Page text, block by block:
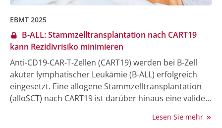
EBMT 2025
B-ALL: Stammzelltransplantation nach CART19
kann Rezidivrisiko minimieren
Anti-CD19-CAR-T-Zellen (CART19) werden bei B-Zell
akuter lymphatischer Leukämie (B-ALL) erfolgreich
eingesetzt. Eine allogene Stammzelltransplantation
(alloSCT) nach CART19 ist darüber hinaus eine valide
eine auf dem EBMT (European Society for Blood and
Lesen Sie mehr